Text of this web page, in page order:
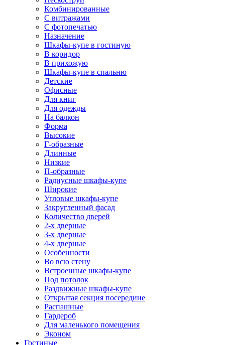
Комбинированные
С витражами
С фотопечатью
Назначение
Шкафы-купе в гостиную
В коридор
В прихожую
Шкафы-купе в спальню
Детские
Офисные
Для книг
Для одежды
На балкон
Форма
Высокие
Г-образные
Длинные
Низкие
П-образные
Радиусные шкафы-купе
Широкие
Угловые шкафы-купе
Закругленный фасад
Количество дверей
2-х дверные
3-х дверные
4-х дверные
Особенности
Во всю стену
Встроенные шкафы-купе
Под потолок
Раздвижные шкафы-купе
Открытая секция посередине
Распашные
Гардероб
Для маленького помещения
Эконом
Гостиные